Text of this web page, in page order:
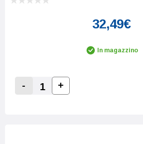
32,49€
In magazzino
Decrease Quantity:
-
Increase Quantity:
+